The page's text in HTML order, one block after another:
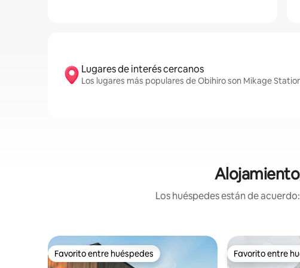
Lugares de interés cercanos
Los lugares más populares de Obihiro son Mikage
Los huéspedes están de
Favorito entre huéspedes
Favorito entre huéspedes Favorito entre
Favorito entre